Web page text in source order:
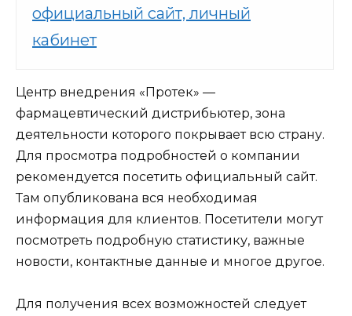
официальный сайт, личный
кабинет
Центр внедрения «Протек» —
фармацевтический дистрибьютер, зона
деятельности которого покрывает всю страну.
Для просмотра подробностей о компании
рекомендуется посетить официальный сайт.
Там опубликована вся необходимая
информация для клиентов. Посетители могут
посмотреть подробную статистику, важные
новости, контактные данные и многое другое.
Для получения всех возможностей следует